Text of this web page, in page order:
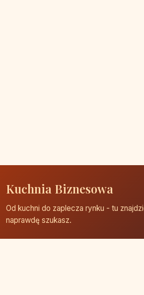
Kuchnia Biznesowa
Od kuchni do zaplecza rynku - tu
naprawdę szukasz.